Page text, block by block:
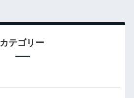
カテゴリー